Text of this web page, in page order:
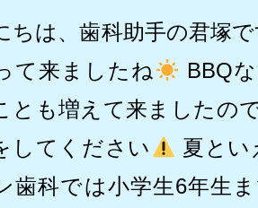
ちは、歯科助手の君塚
て来ましたね
BBQ
とも増えて来ましたの
してください
夏とい
歯科では小学生6年生